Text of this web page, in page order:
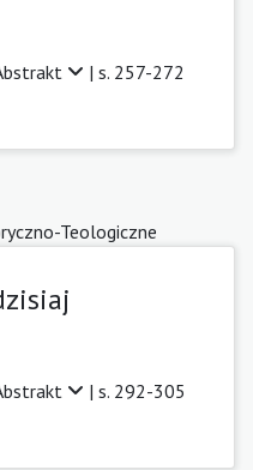
| s. 257-272
Teologiczne
| s. 292-305